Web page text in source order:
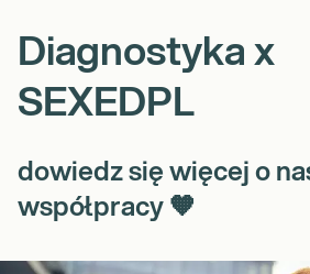
Diagnostyka x
SEXEDPL
dowiedz się więcej o
współpracy 🧡